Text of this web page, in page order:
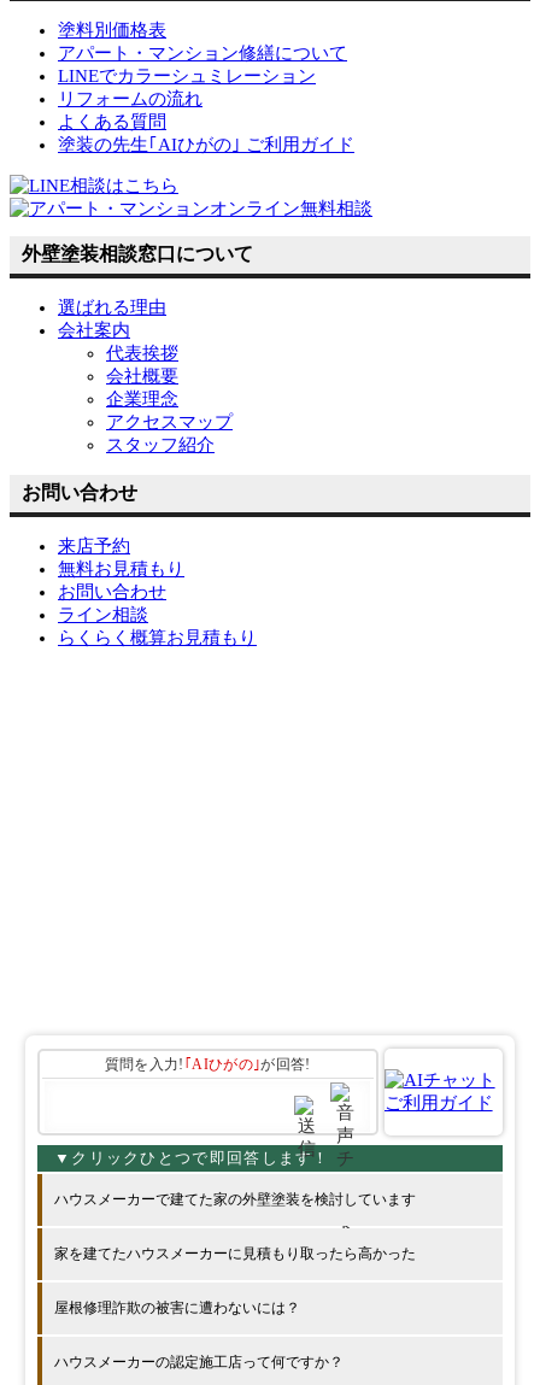
塗料別価格表
アパート・マンション修繕について
LINEでカラーシュミレーション
リフォームの流れ
よくある質問
塗装の先生｢AIひがの｣ ご利用ガイド
外壁塗装相談窓口について
選ばれる理由
会社案内
代表挨拶
会社概要
企業理念
アクセスマップ
スタッフ紹介
お問い合わせ
来店予約
無料お見積もり
お問い合わせ
ライン相談
らくらく概算お見積もり
質問を入力! ｢AIひがの｣が回答!
ハウスメーカーで建てた家の外壁塗装を検討しています
家を建てたハウスメーカーに見積もり取ったら高かった
屋根修理詐欺の被害に遭わないには？
ハウスメーカーの認定施工店って何ですか？